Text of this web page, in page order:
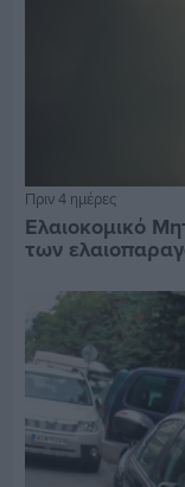
Πριν 4 ημέρες
Ελαιοκομικό
των